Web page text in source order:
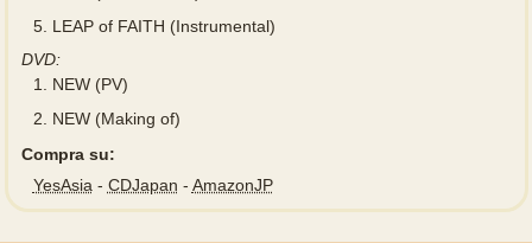
5. LEAP of FAITH (Instrumental)
DVD:
1.
NEW (PV)
2.
NEW (Making of)
Compra su:
YesAsia - CDJapan - AmazonJP